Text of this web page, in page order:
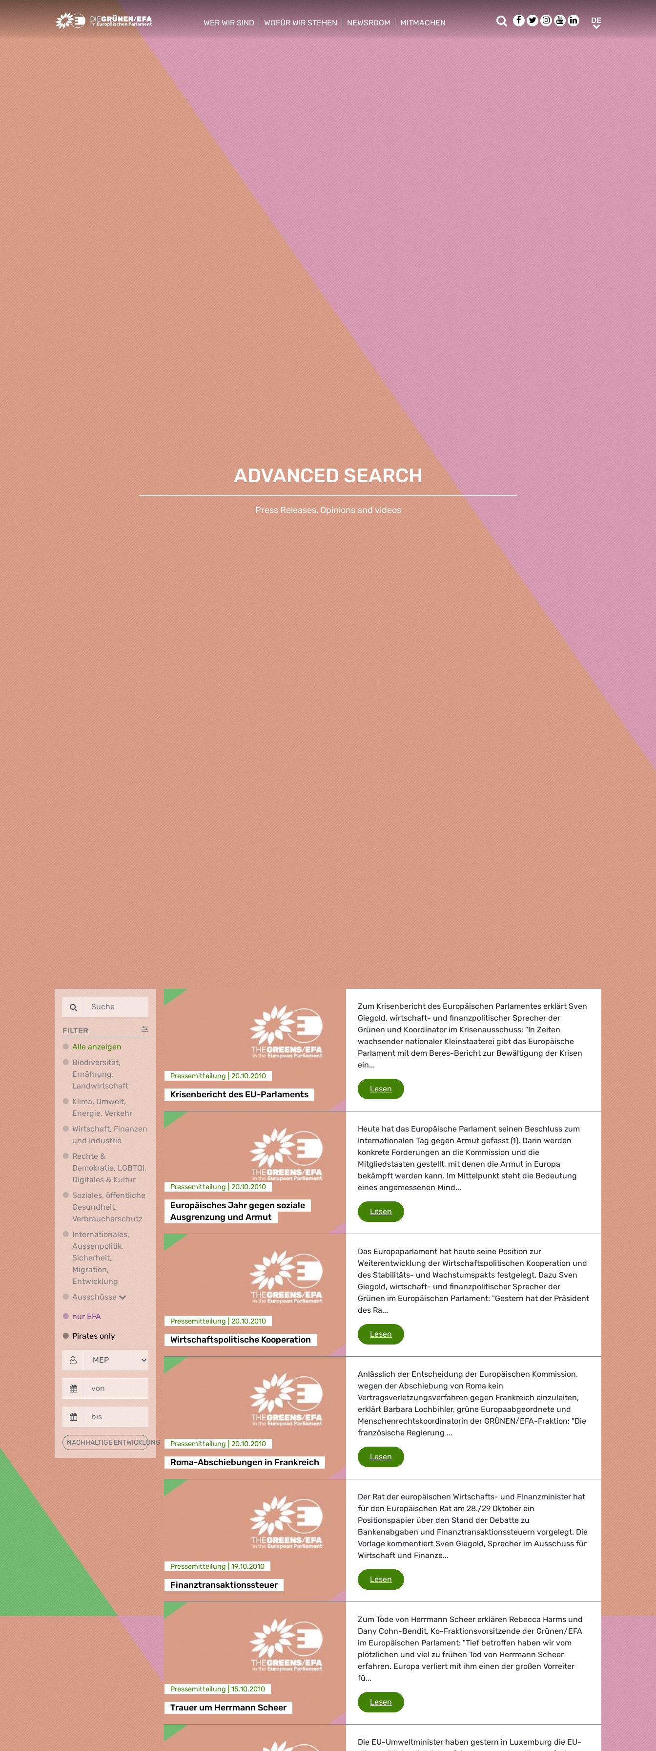
Greens/EFA Home
WER WIR SIND
show/hide sub menu
WOFÜR WIR STEHEN
show/hide sub menu
NEWSROOM
show/hide sub menu
MITMACHEN
show/hide sub menu
SucheFacebook
TwitterInstagram
YoutubeLinkedIn
DEDE
ADVANCED SEARCH
Press Releases, Opinions and videos
FILTER
Alle anzeigen
Biodiversität,
Ernährung,
LandwirtschaftBiodiversität, Ernährung, Landwirtschaft
Klima, Umwelt,
Energie, VerkehrKlima, Umwelt, Energie, Verkehr
Wirtschaft, Finanzen
und IndustrieWirtschaft, Finanzen und Industrie
Rechte &
Demokratie, LGBTQI,
Digitales & KulturRechte & Demokratie, LGBTQI, Digitales & Kultur
Soziales, öffentliche
Gesundheit,
VerbraucherschutzSoziales, öffentliche Gesundheit, Verbraucherschutz
Internationales,
Aussenpolitik,
Sicherheit,
Migration,
Entwicklung Internationales, Aussenpolitik, Sicherheit, Migration, Entwicklung
Ausschüsse
Ausschüsse
nur EFA
Pirates onlyPirates only
NACHHALTIGE ENTWICKLUNG
Presse­mitteilung | 20.10.2010
Krisenbericht des EU-Parlaments
Zum Krisenbericht des Europäischen Parlamentes erklärt Sven
Giegold, wirtschaft- und finanzpolitischer Sprecher der
Grünen und Koordinator im Krisenausschuss: "In Zeiten
wachsender nationaler Kleinstaaterei gibt das Europäische
Parlament mit dem Beres-Bericht zur Bewältigung der Krisen
ein...
Lesen Krisenbericht des EU-Parlaments
Presse­mitteilung | 20.10.2010
Europäisches Jahr gegen soziale
Ausgrenzung und Armut
Heute hat das Europäische Parlament seinen Beschluss zum
Internationalen Tag gegen Armut gefasst (1). Darin werden
konkrete Forderungen an die Kommission und die
Mitgliedstaaten gestellt, mit denen die Armut in Europa
bekämpft werden kann. Im Mittelpunkt steht die Bedeutung
eines angemessenen Mind...
Lesen Europäisches Jahr gegen soziale Ausgrenzung und Armut
Presse­mitteilung | 20.10.2010
Wirtschaftspolitische Kooperation
Das Europaparlament hat heute seine Position zur
Weiterentwicklung der Wirtschaftspolitischen Kooperation und
des Stabilitäts- und Wachstumspakts festgelegt. Dazu Sven
Giegold, wirtschaft- und finanzpolitischer Sprecher der
Grünen im Europäischen Parlament: "Gestern hat der Präsident
des Ra...
Lesen Wirtschaftspolitische Kooperation
Presse­mitteilung | 20.10.2010
Roma-Abschiebungen in Frankreich
Anlässlich der Entscheidung der Europäischen Kommission,
wegen der Abschiebung von Roma kein
Vertragsverletzungsverfahren gegen Frankreich einzuleiten,
erklärt Barbara Lochbihler, grüne Europaabgeordnete und
Menschenrechtskoordinatorin der GRÜNEN/EFA-Fraktion: "Die
französische Regierung ...
Lesen Roma-Abschiebungen in Frankreich
Presse­mitteilung | 19.10.2010
Finanztransaktionssteuer
Der Rat der europäischen Wirtschafts- und Finanzminister hat
für den Europäischen Rat am 28./29 Oktober ein
Positionspapier über den Stand der Debatte zu
Bankenabgaben und Finanztransaktionssteuern vorgelegt. Die
Vorlage kommentiert Sven Giegold, Sprecher im Ausschuss für
Wirtschaft und Finanze...
Lesen Finanztransaktionssteuer
Presse­mitteilung | 15.10.2010
Trauer um Herrmann Scheer
Zum Tode von Herrmann Scheer erklären Rebecca Harms und
Dany Cohn-Bendit, Ko-Fraktionsvorsitzende der Grünen/EFA
im Europäischen Parlament: "Tief betroffen haben wir vom
plötzlichen und viel zu frühen Tod von Herrmann Scheer
erfahren. Europa verliert mit ihm einen der großen Vorreiter
fü...
Lesen Trauer um Herrmann Scheer
Die EU-Umweltminister haben gestern in Luxemburg die EU-